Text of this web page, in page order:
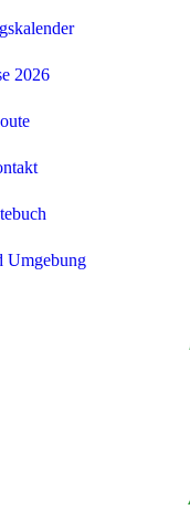
2026
Umgebung